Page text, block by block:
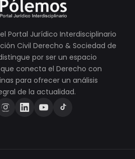
Portal Jurídico Interdisciplinario
Civil Derecho & Sociedad de
por ser un espacio
conecta el Derecho con
para ofrecer un análisis
de la actualidad.